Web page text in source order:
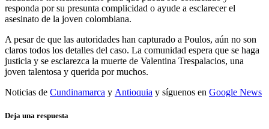
responda por su presunta complicidad o ayude a esclarecer el
asesinato de la joven colombiana.
A pesar de que las autoridades han capturado a Poulos, aún no son
claros todos los detalles del caso. La comunidad espera que se haga
justicia y se esclarezca la muerte de Valentina Trespalacios, una
joven talentosa y querida por muchos.
Noticias de Cundinamarca y Antioquia y síguenos en Google News
Deja una respuesta